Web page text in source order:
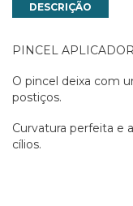
DESCRIÇÃO
PINCEL
O pincel deixa com
postiços.
Curvatura perfeita e
cílios.